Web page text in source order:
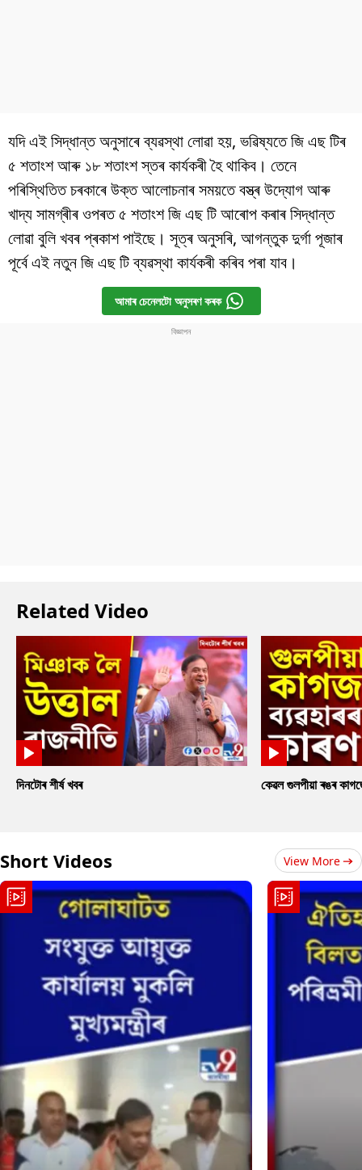
যদি এই সিদ্ধান্ত অনুসাৰে ব্যৱস্থা লোৱা হয়, ভৱিষ্যতে জি এছ টিৰ
৫ শতাংশ আৰু ১৮ শতাংশ স্তৰ কাৰ্যকৰী হৈ থাকিব। তেনে
পৰিস্থিতিত চৰকাৰে উক্ত আলোচনাৰ সময়তে বস্ত্ৰ উদ্যোগ আৰু
খাদ্য সামগ্ৰীৰ ওপৰত ৫ শতাংশ জি এছ টি আৰোপ কৰাৰ সিদ্ধান্ত
লোৱা বুলি খবৰ প্ৰকাশ পাইছে। সূত্ৰ অনুসৰি, আগন্তুক দুৰ্গা পূজাৰ
পূৰ্বে এই নতুন জি এছ টি ব্যৱস্থা কাৰ্যকৰী কৰিব পৰা যাব।
আমাৰ চেনেলটো অনুসৰণ কৰক
Related Video
দিনটোৰ শীৰ্ষ খবৰ কেৱল গুলপীয়া ৰঙৰ
Short Videos View More